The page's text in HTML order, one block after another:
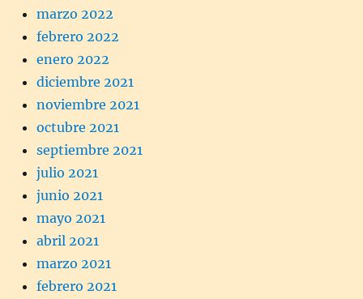
marzo 2022
febrero 2022
enero 2022
diciembre 2021
noviembre 2021
octubre 2021
septiembre 2021
julio 2021
junio 2021
mayo 2021
abril 2021
marzo 2021
febrero 2021